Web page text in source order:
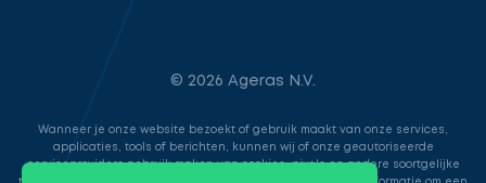
© 2026 Ageras N.V.
Wanneer je onze website bezoekt of gebruik maakt van onze services,
applicaties, tools of berichten, kunnen wij of onze geautoriseerde
serviceproviders gebruik maken van cookies, pixels en andere soortgelijke